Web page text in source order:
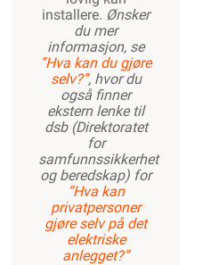
installere. Ønsker
du mer
informasjon, se
”Hva kan du gjøre
selv?”, hvor du
også finner
ekstern lenke til
dsb (Direktoratet
for
samfunnssikkerhet
og beredskap) for
“Hva kan
privatpersoner
gjøre selv på det
elektriske
anlegget?”